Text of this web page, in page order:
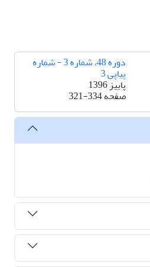
دوره 48، شماره 3 - شماره
پیاپی 3
پاییز 1396
صفحه321-334